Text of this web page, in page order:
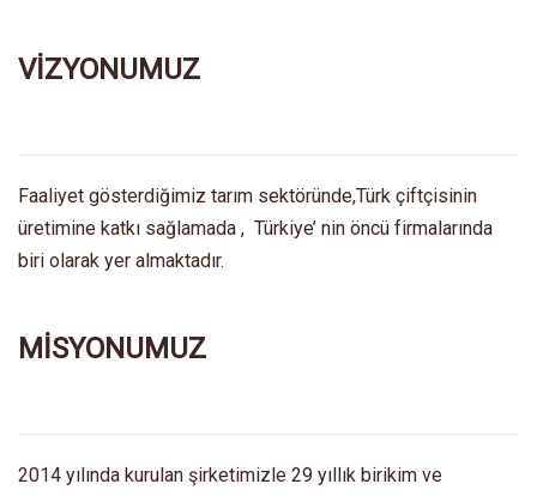
VİZYONUMUZ
Faaliyet gösterdiğimiz tarım sektöründe,Türk çiftçisinin
üretimine katkı sağlamada , Türkiye’ nin öncü firmalarında
biri olarak yer almaktadır.
MİSYONUMUZ
2014 yılında kurulan şirketimizle 29 yıllık birikim ve